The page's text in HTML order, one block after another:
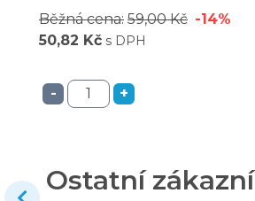
Běžná cena: 59,00 Kč -14%
50,82 Kč s DPH
- +
Ostatní